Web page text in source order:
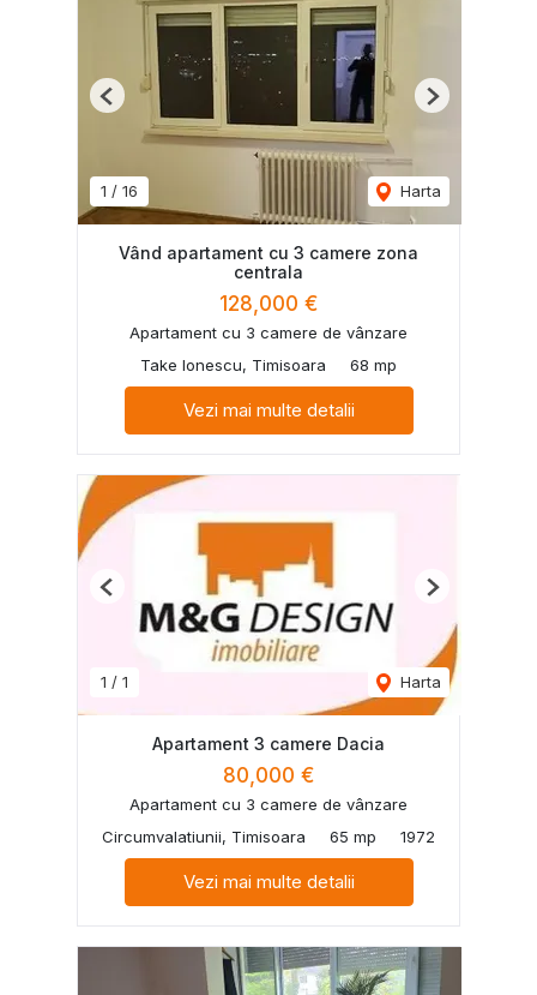
1 / 16 Harta
Previous Next
Vând apartament cu 3 camere zona
centrala
128,000 €
Apartament cu 3 camere de vânzare
Take Ionescu, Timisoara
68 mp
Vezi mai multe detalii
1 / 1 Harta
Previous Next
Apartament 3 camere Dacia
80,000 €
Apartament cu 3 camere de vânzare
Circumvalatiunii, Timisoara
65 mp 1972
Vezi mai multe detalii